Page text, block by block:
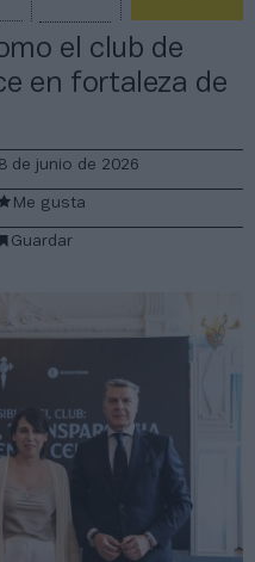
el club de
en fortaleza de
8 de junio de 2026
Guardar
Me gusta